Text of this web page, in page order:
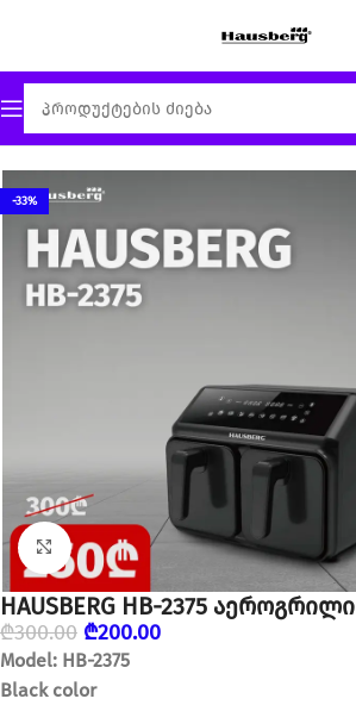
მთავარი აეროგრილი
-33%
დააწკაპუნეთ გასადიდებლად
HAUSBERG HB-2375 აეროგრილი
₾300.00 ₾200.00
Model: HB-2375
Black color